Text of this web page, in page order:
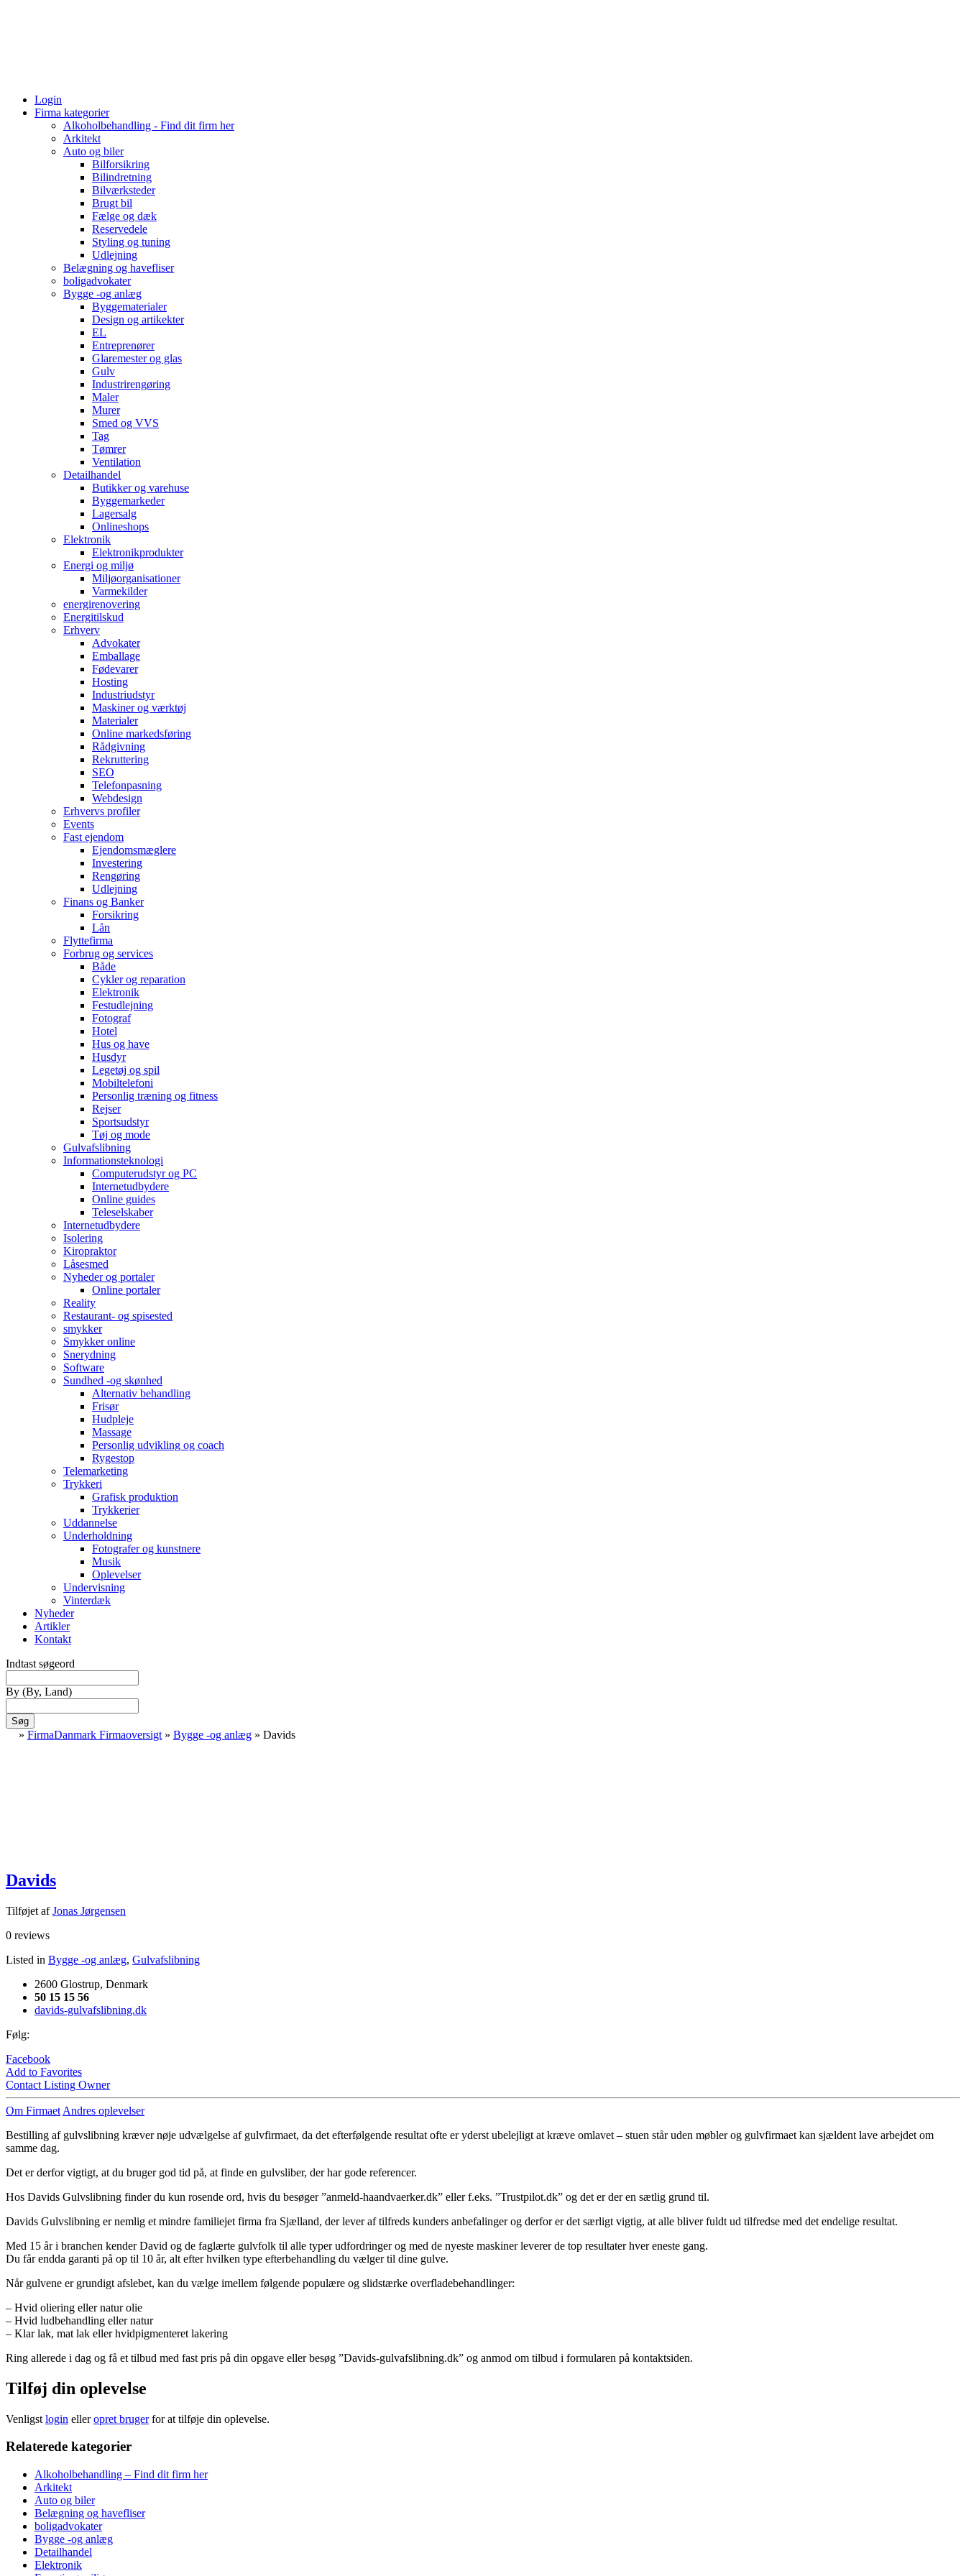
Login
Firma kategorier
Alkoholbehandling - Find dit firm her
Arkitekt
Auto og biler
Bilforsikring
Bilindretning
Bilværksteder
Brugt bil
Fælge og dæk
Reservedele
Styling og tuning
Udlejning
Belægning og havefliser
boligadvokater
Bygge -og anlæg
Byggematerialer
Design og artikekter
EL
Entreprenører
Glaremester og glas
Gulv
Industrirengøring
Maler
Murer
Smed og VVS
Tag
Tømrer
Ventilation
Detailhandel
Butikker og varehuse
Byggemarkeder
Lagersalg
Onlineshops
Elektronik
Elektronikprodukter
Energi og miljø
Miljøorganisationer
Varmekilder
energirenovering
Energitilskud
Erhverv
Advokater
Emballage
Fødevarer
Hosting
Industriudstyr
Maskiner og værktøj
Materialer
Online markedsføring
Rådgivning
Rekruttering
SEO
Telefonpasning
Webdesign
Erhvervs profiler
Events
Fast ejendom
Ejendomsmæglere
Investering
Rengøring
Udlejning
Finans og Banker
Forsikring
Lån
Flyttefirma
Forbrug og services
Både
Cykler og reparation
Elektronik
Festudlejning
Fotograf
Hotel
Hus og have
Husdyr
Legetøj og spil
Mobiltelefoni
Personlig træning og fitness
Rejser
Sportsudstyr
Tøj og mode
Gulvafslibning
Informationsteknologi
Computerudstyr og PC
Internetudbydere
Online guides
Teleselskaber
Internetudbydere
Isolering
Kiropraktor
Låsesmed
Nyheder og portaler
Online portaler
Reality
Restaurant- og spisested
smykker
Smykker online
Snerydning
Software
Sundhed -og skønhed
Alternativ behandling
Frisør
Hudpleje
Massage
Personlig udvikling og coach
Rygestop
Telemarketing
Trykkeri
Grafisk produktion
Trykkerier
Uddannelse
Underholdning
Fotografer og kunstnere
Musik
Oplevelser
Undervisning
Vinterdæk
Nyheder
Artikler
Kontakt
Indtast søgeord
By (By, Land)
Søg
» FirmaDanmark Firmaoversigt » Bygge -og anlæg » Davids
Davids
Tilføjet afJonas Jørgensen
0 reviews
Listed in Bygge -og anlæg, Gulvafslibning
2600 Glostrup, Denmark
50 15 15 56
davids-gulvafslibning.dk
Følg:
Facebook
Add to Favorites
Contact Listing Owner
Om Firmaet Andres oplevelser
Bestilling af gulvslibning kræver nøje udvælgelse af gulvfirmaet, da det efterfølgende resultat ofte er yderst ubelejligt at kræve omlavet – stuen står uden møbler og gulvfirmaet kan sjældent lave arbejdet om
samme dag.
Det er derfor vigtigt, at du bruger god tid på, at finde en gulvsliber, der har gode referencer.
Hos Davids Gulvslibning finder du kun rosende ord, hvis du besøger ”anmeld-haandvaerker.dk” eller f.eks. ”Trustpilot.dk” og det er der en sætlig grund til.
Davids Gulvslibning er nemlig et mindre familiejet firma fra Sjælland, der lever af tilfreds kunders anbefalinger og derfor er det særligt vigtig, at alle bliver fuldt ud tilfredse med det endelige resultat.
Med 15 år i branchen kender David og de faglærte gulvfolk til alle typer udfordringer og med de nyeste maskiner leverer de top resultater hver eneste gang.
Du får endda garanti på op til 10 år, alt efter hvilken type efterbehandling du vælger til dine gulve.
Når gulvene er grundigt afslebet, kan du vælge imellem følgende populære og slidstærke overfladebehandlinger:
– Hvid oliering eller natur olie
– Hvid ludbehandling eller natur
– Klar lak, mat lak eller hvidpigmenteret lakering
Ring allerede i dag og få et tilbud med fast pris på din opgave eller besøg ”Davids-gulvafslibning.dk” og anmod om tilbud i formularen på kontaktsiden.
Tilføj din oplevelse
Venligst login elleropret brugerfor at tilføje din oplevelse.
Relaterede kategorier
Alkoholbehandling – Find dit firm her
Arkitekt
Auto og biler
Belægning og havefliser
boligadvokater
Bygge -og anlæg
Detailhandel
Elektronik